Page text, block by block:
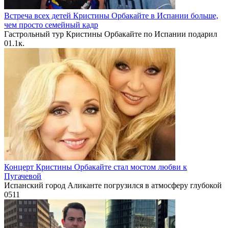
Встреча всех детей Кристины Орбакайте в Испании больше,
чем просто семейный кадр
Гастрольный тур Кристины Орбакайте по Испании подарил
01.1к.
Концерт Кристины Орбакайте стал мостом любви к
Пугачевой
Испанский город Аликанте погрузился в атмосферу глубокой
0511